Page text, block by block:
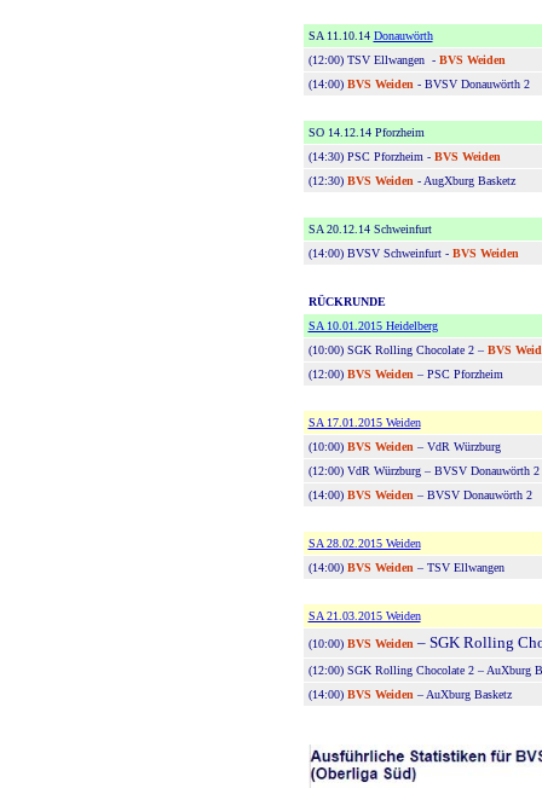
SA 11.10.14 Donauwörth
(12:00) TSV Ellwangen - BVS Weiden
(14:00) BVS Weiden - BVSV Donauwörth 2
SO 14.12.14 Pforzheim
(14:30) PSC Pforzheim - BVS Weiden
(12:30) BVS Weiden - AugXburg Basketz
SA 20.12.14 Schweinfurt
(14:00) BVSV Schweinfurt - BVS Weiden
RÜCKRUNDE
SA 10.01.2015 Heidelberg
(10:00) SGK Rolling Chocolate 2 – BVS
(12:00) BVS Weiden – PSC Pforzheim
SA 17.01.2015 Weiden
(10:00) BVS Weiden – VdR Würzburg
(12:00) VdR Würzburg – BVSV Donauwörth 2
(14:00) BVS Weiden – BVSV Donauwörth 2
SA 28.02.2015 Weiden
(14:00) BVS Weiden – TSV Ellwangen
SA 21.03.2015 Weiden
(10:00) BVS Weiden– SGK Rolling
(12:00) SGK Rolling Chocolate 2 – AuXburg
(14:00) BVS Weiden – AuXburg Basketz